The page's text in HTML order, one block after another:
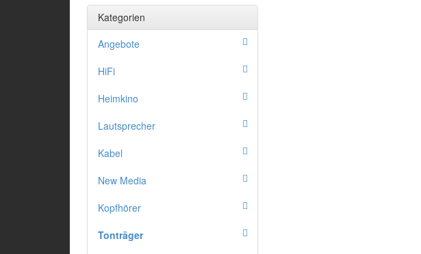
Kategorien
Angebote
HiFi
Heimkino
Lautsprecher
Kabel
New Media
Kopfhörer
Tonträger